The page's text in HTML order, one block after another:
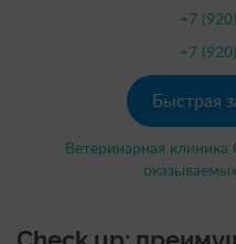
+7
+7
Быстрая
Ветеринарная клиника